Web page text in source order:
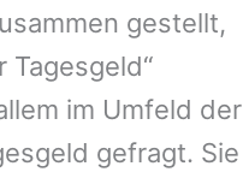
gestellt,
Tagesgeld“
im Umfeld der
gefragt. Sie